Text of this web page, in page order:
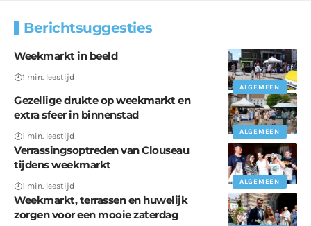
Berichtsuggesties
ALGEMEEN
Weekmarkt in beeld
1 min. leestijd
ALGEMEEN
Gezellige drukte op weekmarkt en
extra sfeer in binnenstad
1 min. leestijd
ALGEMEEN
Verrassingsoptreden van Clouseau
tijdens weekmarkt
1 min. leestijd
Weekmarkt, terrassen en huwelijk
zorgen voor een mooie zaterdag